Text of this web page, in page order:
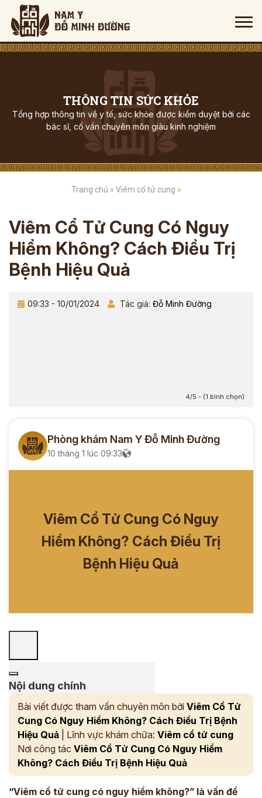
THÔNG TIN SỨC KHỎE
Tổng hợp thông tin về y tế, sức khỏe được kiểm duyệt bởi các
bác sĩ, cố vấn chuyên môn giàu kinh nghiệm
Trang chủ » Viêm cổ tử cung »
Viêm Cổ Tử Cung Có Nguy
Hiểm Không? Cách Điều Trị
Bệnh Hiệu Quả
09:33 - 10/01/2024 Tác giả: Đỗ Minh Đường
4/5 - (1 bình chọn)
Phòng khám Nam Y Đỗ Minh Đường
10 tháng 1 lúc 09:33
Viêm Cổ Tử Cung Có Nguy
Hiểm Không? Cách Điều Trị
Bệnh Hiệu Quả
Nội dung chính
Bài viết được tham vấn chuyên môn bởi Viêm Cổ Tử
Cung Có Nguy Hiểm Không? Cách Điều Trị Bệnh
Hiệu Quả | Lĩnh vực khám chữa: Viêm cổ tử cung
Nơi công tác Viêm Cổ Tử Cung Có Nguy Hiểm
Không? Cách Điều Trị Bệnh Hiệu Quả
“Viêm cổ tử cung có nguy hiểm không?” là vấn đề